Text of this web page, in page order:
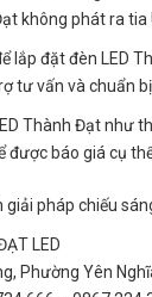
không phát ra tia
lắp đặt đèn LED
tư vấn và chuẩn
Thành Đạt như
được báo giá cụ
pháp chiếu
LED
Phường Yên